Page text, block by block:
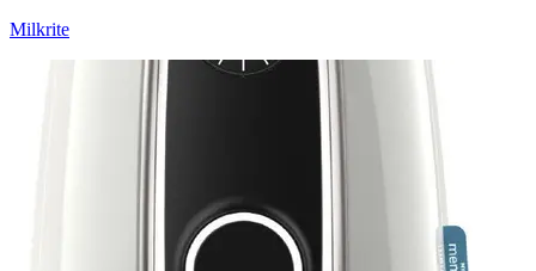
Milkrite